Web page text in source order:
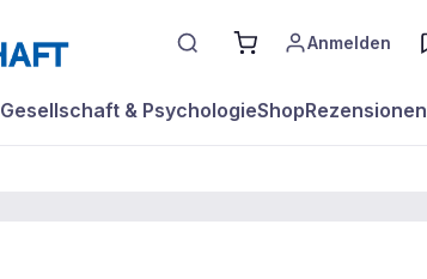
Anmelden
Gesellschaft & PsychologieShopRezensionen